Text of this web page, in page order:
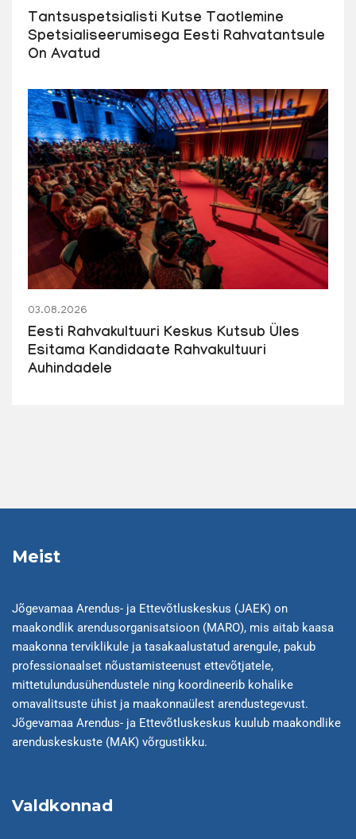
Tantsuspetsialisti Kutse Taotlemine
Spetsialiseerumisega Eesti Rahvatantsule
On Avatud
03.08.2026
Eesti Rahvakultuuri Keskus Kutsub Üles
Esitama Kandidaate Rahvakultuuri
Auhindadele
Meist
Jõgevamaa Arendus- ja Ettevõtluskeskus (JAEK) on
maakondlik arendusorganisatsioon (MARO), mis aitab kaasa
maakonna terviklikule ja tasakaalustatud arengule, pakub
professionaalset nõustamisteenust ettevõtjatele,
mittetulundusühendustele ning koordineerib kohalike
omavalitsuste ühist ja maakonnaülest arendustegevust.
Jõgevamaa Arendus- ja Ettevõtluskeskus kuulub maakondlike
arenduskeskuste (MAK) võrgustikku.
Valdkonnad